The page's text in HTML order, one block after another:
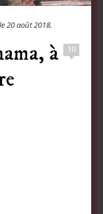
20 août 2018.
10
à